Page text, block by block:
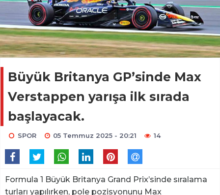
Büyük Britanya GP’sinde Max
Verstappen yarışa ilk sırada
başlayacak.
SPOR 05 Temmuz 2025 - 20:21 14
Formula 1 Büyük Britanya Grand Prix’sinde sıralama
turları yapılırken, pole pozisyonunu Max